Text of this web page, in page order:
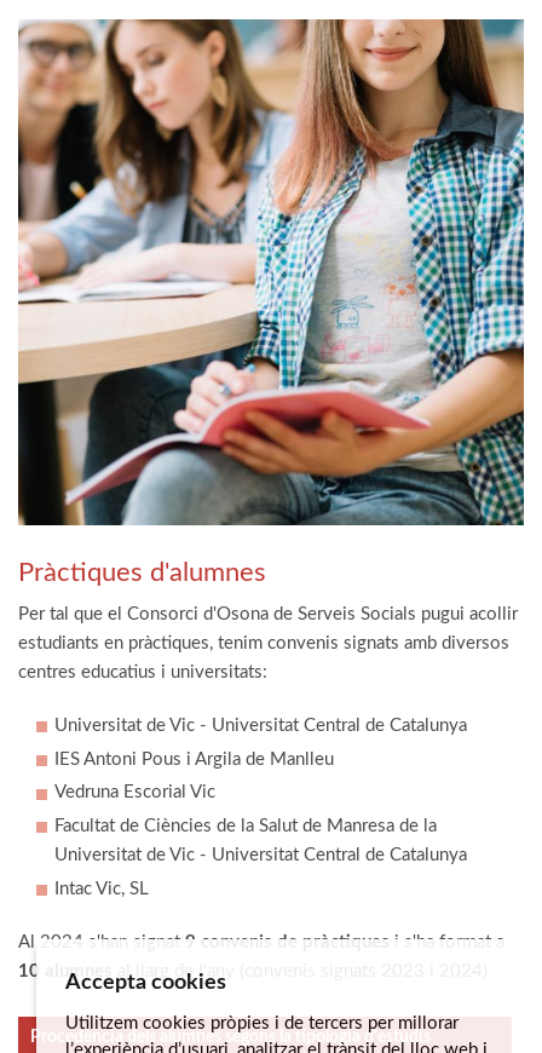
Pràctiques d'alumnes
Per tal que el Consorci d'Osona de Serveis Socials pugui acollir
estudiants en pràctiques, tenim convenis signats amb diversos
centres educatius i universitats:
Universitat de Vic - Universitat Central de Catalunya
IES Antoni Pous i Argila de Manlleu
Vedruna Escorial Vic
Facultat de Ciències de la Salut de Manresa de la
Universitat de Vic - Universitat Central de Catalunya
Intac Vic, SL
Al 2024 s'han signat 9 convenis de pràctiques i s'ha format a
10 alumnes
al llarg de l'any (convenis signats 2023 i 2024)
Procedència dels alumnes segons la tipologia d'estudis
Accepta cookies
Utilitzem cookies pròpies i de tercers per millorar